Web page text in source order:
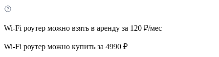
Wi-Fi роутер можно взять в аренду за 120 ₽/мес
Wi-Fi роутер можно купить за 4990 ₽